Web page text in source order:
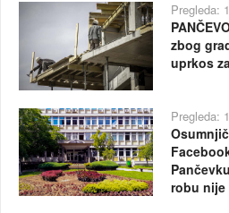
Pregleda:
zbog
uprkos
Pregleda:
robu